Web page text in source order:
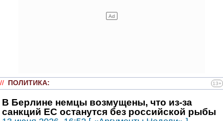
// ПОЛИТИКА: 13+
В Берлине немцы возмущены, что из-за
санкций ЕС останутся без российской рыбы